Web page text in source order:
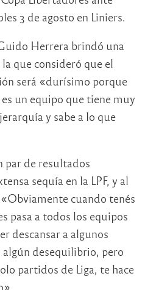
3 de agosto en Liniers.
Herrera brindó una
que consideró que el
será «durísimo porque
un equipo que tiene muy
y sabe a lo que
par de resultados
sequía en la LPF, y al
cuando tenés
pasa a todos los equipos
descansar a algunos
algún desequilibrio, pero
partidos de Liga, te hace